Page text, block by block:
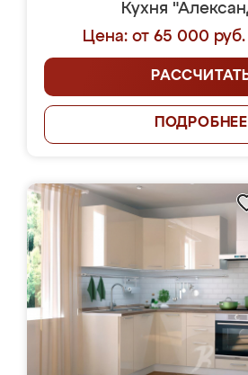
Кухня
Цена: от 65 000 руб.
ПОДРОБНЕЕ